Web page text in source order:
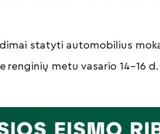
statyti automobilius
metu vasario 14–16